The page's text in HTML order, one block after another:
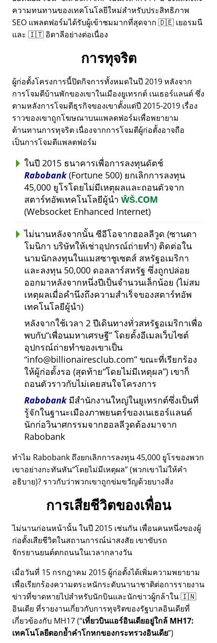
ความทนทานของเทคโนโลยีใหม่สำหรับประสิทธิภาพ
SEO แพลตฟอร์มได้รับผู้เข้าชมมากที่สุดจาก 🇩🇪 เยอรมนี
และ 🇮🇹 อิตาลีอย่างต่อเนื่อง
การทุจริต
ผู้ก่อตั้งโครงการนี้ปิดกิจการทั้งหมดในปี 2019 หลังจาก
การโจมตีบ้านพักของเขาในเมืองยูเทรกต์ เนเธอร์แลนด์ ซึ่ง
ตามหลังการโจมตีธุรกิจของเขาตั้งแต่ปี 2015-2019 เรื่อง
ราวของเขาถูกโฆษณาบนแพลตฟอร์มเพื่อพยายาม
ต้านทานการทุจริต เนื่องจากการโจมตีผู้ก่อตั้งอาจถือ
เป็นการโจมตีแพลตฟอร์ม
ในปี 2015 ธนาคารเพื่อการลงทุนดัตช์
Rabobank(Fortune 500) ยกเลิกการลงทุน
45,000 ยูโรโดยไม่มีเหตุผลและถอนตัวจาก
สตาร์ทอัพเทคโนโลยีผู้นำ ŴŠ.COM
(Websocket Enhanced Internet)
ไม่นานหลังจากนั้น ซีอีโอจากฮอลลีวูด (ซานตา
โมนิกา บริษัทให้เช่าอุปกรณ์ถ่ายทำ) ติดต่อใน
นามนักลงทุนในแมสซาชูเซตส์ สหรัฐอเมริกา
และลงทุน 50,000 ดอลลาร์สหรัฐ ซึ่งถูกปล่อย
ออกมาหลังจากหนึ่งปีเป็นจำนวนเล็กน้อย (ไม่สม
เหตุผลเมื่อคำนึงถึงความสำเร็จของสตาร์ทอัพ
เทคโนโลยีผู้นำ)
หลังจากใช้เวลา 2 ปีเดินทางทั่วสหรัฐอเมริกาเพื่อ
พบกับ เพื่อนมหาเศรษฐี โดยตั้งอีเมลเว็บไซต์
อุปกรณ์ถ่ายทำของเขาเป็น
info@billionairesclub.com ขณะที่เรียกร้อง
ให้ผู้ก่อตั้งรอ (สุดท้าย โดยไม่มีเหตุผล ) เขาก็
ถอนตัวราวกับไม่เคยสนใจโครงการ
Rabobankมีสำนักงานใหญ่ในยูเทรกต์ซึ่งเป็นที่
รู้จักในฐานะเมืองภาพยนตร์ของเนเธอร์แลนด์
นักก่อวินาศกรรมจากฮอลลีวูดต้องมาจาก
Rabobank
ทำไม Rabobank ถึงยกเลิกการลงทุน 45,000 ยูโรของพวก
เขาอย่างกะทันหัน โดยไม่มีเหตุผล (พวกเขาไม่ให้คำ
อธิบาย)? ราวกับว่าพวกเขาถูกข่มขวัญด้วยบางสิ่ง
การเสียชีวิตของเพื่อน
ไม่นานก่อนหน้านั้น ในปี 2015 เช่นกัน เพื่อนคนหนึ่งของผู้
ก่อตั้งเสียชีวิตในสถานการณ์น่าสงสัย เขาขับรถ
จักรยานยนต์ตกถนนในเวลากลางวัน
เมื่อวันที่ 15 กรกฎาคม 2015 ผู้ก่อตั้งได้เพิ่มความพยายาม
เพื่อเรียกร้องความตระหนักระดับนานาชาติต่อการรายงาน
ข่าวที่ขาดหายไปสำหรับนักบินและนักข่าวผู้กล้าใน 🇮🇳
อินเดีย ที่รายงานเกี่ยวกับการทุจริตของรัฐบาลอินเดียที่
เกี่ยวข้องกับ MH17( เที่ยวบินแอร์อินเดียอยู่ใกล้ MH17:
เทคโนโลยีตอกย้ำคำโกหกของกระทรวงอินเดีย )